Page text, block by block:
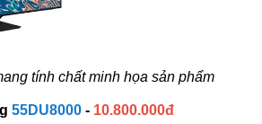
tính chất minh họa sản phẩm
55DU8000 - 10.800.000đ